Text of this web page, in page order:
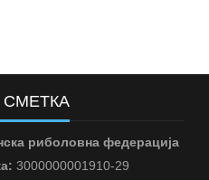
риболовна федерација
3000000001910-29